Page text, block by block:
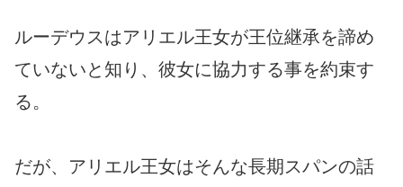
ルーデウスはアリエル王女が王位継承を諦め
ていないと知り、彼女に協力する事を約束す
る。
だが、アリエル王女はそんな長期スパンの話